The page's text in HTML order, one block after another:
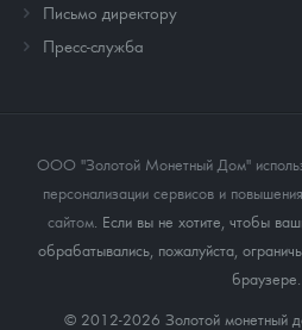
Письмо директору
Пресс-служба
ООО "Золотой Монетный Дом"
персонализации сервисов и
сайтом . Если вы не хотите, чтобы
обрабатывались, пожалуйста,
браузере.
© 2012-2026 Золотой монетный